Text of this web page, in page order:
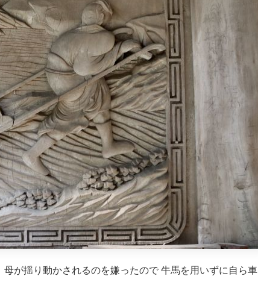
が揺り動かされるのを嫌ったので 牛馬を用いずに自ら車